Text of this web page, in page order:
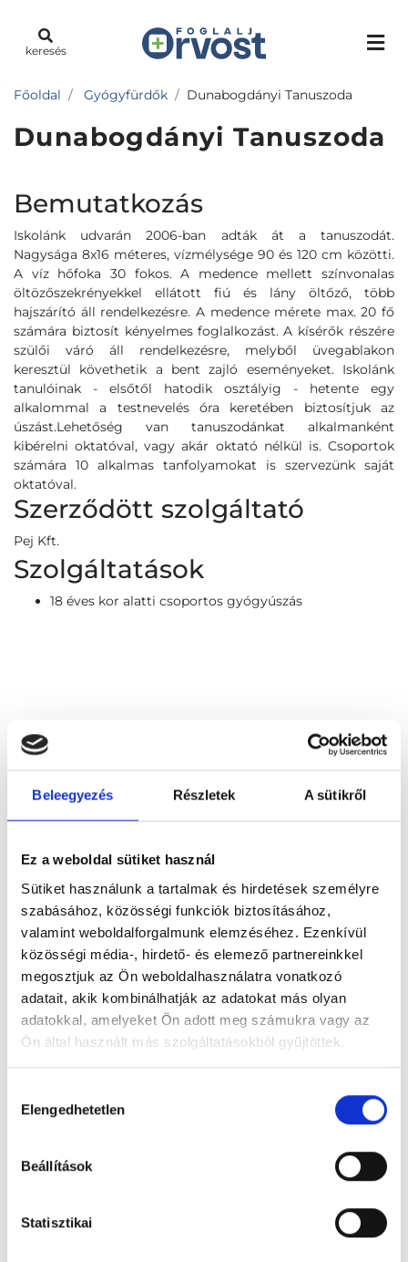
Beleegyezés Részletek A sütikről
Ez a weboldal sütiket használ
Sütiket használunk a tartalmak és hirdetések személyre
szabásához, közösségi funkciók biztosításához,
valamint weboldalforgalmunk elemzéséhez. Ezenkívül
közösségi média-, hirdető- és elemező partnereinkkel
megosztjuk az Ön weboldalhasználatra vonatkozó
adatait, akik kombinálhatják az adatokat más olyan
adatokkal, amelyeket Ön adott meg számukra vagy az
Ön által használt más szolgáltatásokból gyűjtöttek.
szabályzat:https://foglaljorvost.hu/info/foglaljorvost-
kiválasztása
Elengedhetetlen
Beállítások
Statisztikai
keresés
Főoldal Gyógyfürdők Dunabogdányi Tanuszoda
Dunabogdányi Tanuszoda
Bemutatkozás
Iskolánk udvarán 2006-ban adták át a tanuszodát.
Nagysága 8x16 méteres, vízmélysége 90 és 120 cm közötti.
A víz hőfoka 30 fokos. A medence mellett színvonalas
öltözőszekrényekkel ellátott fiú és lány öltőző, több
hajszárító áll rendelkezésre. A medence mérete max. 20 fő
számára biztosít kényelmes foglalkozást. A kísérők részére
szülői váró áll rendelkezésre, melyből üvegablakon
keresztül követhetik a bent zajló eseményeket. Iskolánk
tanulóinak - elsőtől hatodik osztályig - hetente egy
alkalommal a testnevelés óra keretében biztosítjuk az
úszást.Lehetőség van tanuszodánkat alkalmanként
kibérelni oktatóval, vagy akár oktató nélkül is. Csoportok
számára 10 alkalmas tanfolyamokat is szervezünk saját
oktatóval.
Szerződött szolgáltató
Pej Kft.
Szolgáltatások
18 éves kor alatti csoportos gyógyúszás
Dunabogdányi Tanuszoda
2023 Dunabogdány, Hegyalja u. 11.
Foglalj időpontot megbízható